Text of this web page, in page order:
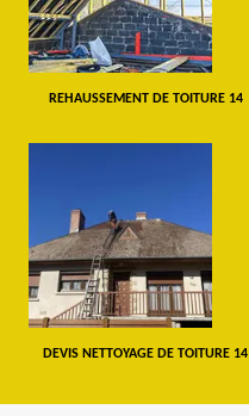
REHAUSSEMENT DE TOITURE 14
DEVIS NETTOYAGE DE TOITURE 14